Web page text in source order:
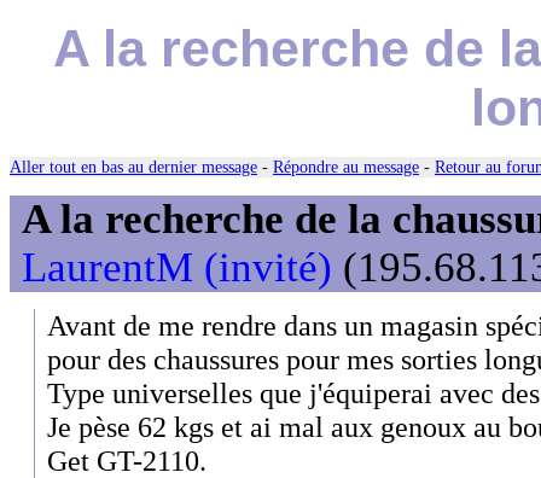
A la recherche de
Aller tout en bas au dernier message - Répondre au message - Retour au
A la recherche de la
LaurentM (invité)
Avant de me rendre dans un magasin
pour des chaussures pour mes sorties
Type universelles que j'équiperai avec
Je pèse 62 kgs et ai mal aux genoux au
Get GT-2110.